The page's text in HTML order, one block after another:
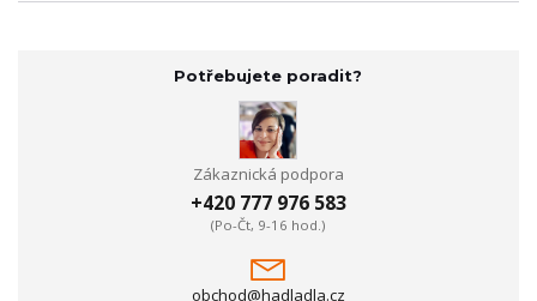
Potřebujete poradit?
Zákaznická podpora
+420 777 976 583
(Po-Čt, 9-16 hod.)
obchod@hadladla.cz